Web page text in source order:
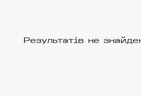
Результатів не